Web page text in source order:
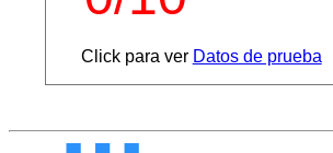
Click para ver Datos de prueba